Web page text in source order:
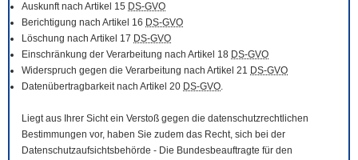
Auskunft nach Artikel 15 DS-GVO
Berichtigung nach Artikel 16 DS-GVO
Löschung nach Artikel 17 DS-GVO
Einschränkung der Verarbeitung nach Artikel 18 DS-GVO
Widerspruch gegen die Verarbeitung nach Artikel 21 DS-GVO
Datenübertragbarkeit nach Artikel 20 DS-GVO.
Liegt aus Ihrer Sicht ein Verstoß gegen die datenschutzrechtlichen
Bestimmungen vor, haben Sie zudem das Recht, sich bei der
Datenschutzaufsichtsbehörde - Die Bundesbeauftragte für den